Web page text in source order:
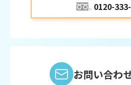
0120-
お問い合わ